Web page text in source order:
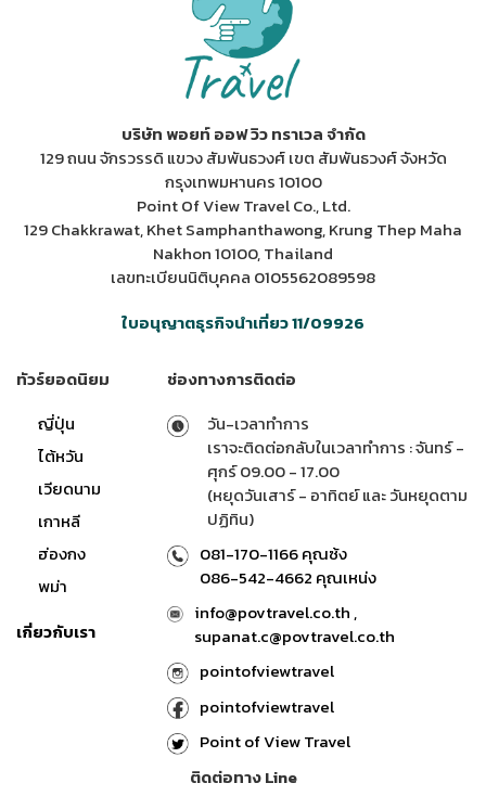
บริษัท พอยท์ ออฟ วิว ทราเวล จำกัด
129 ถนน จักรวรรดิ แขวง สัมพันธวงศ์ เขต สัมพันธวงศ์ จังหวัด
กรุงเทพมหานคร 10100
Point Of View Travel Co., Ltd.
129 Chakkrawat, Khet Samphanthawong, Krung Thep Maha
Nakhon 10100, Thailand
เลขทะเบียนนิติบุคคล 0105562089598
ใบอนุญาตธุรกิจนำเที่ยว 11/09926
ทัวร์ยอดนิยม
ญี่ปุ่น
ไต้หวัน
เวียดนาม
เกาหลี
ฮ่องกง
พม่า
เกี่ยวกับเรา
ช่องทางการติดต่อ
วัน-เวลาทำการ
เราจะติดต่อกลับในเวลาทำการ : จันทร์ -
ศุกร์ 09.00 - 17.00
(หยุดวันเสาร์ - อาทิตย์ และ วันหยุดตาม
ปฏิทิน)
081-170-1166 คุณซ้ง
086-542-4662 คุณเหน่ง
info@povtravel.co.th ,
supanat.c@povtravel.co.th
pointofviewtravel
pointofviewtravel
Point of View Travel
ติดต่อทาง Line